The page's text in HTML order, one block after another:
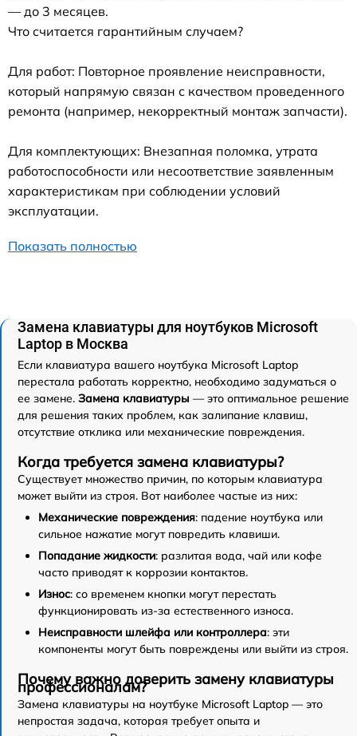
— до 3 месяцев.
Что считается гарантийным случаем?
Для работ: Повторное проявление неисправности,
который напрямую связан с качеством проведенного
ремонта (например, некорректный монтаж запчасти).
Для комплектующих: Внезапная поломка, утрата
работоспособности или несоответствие заявленным
характеристикам при соблюдении условий
эксплуатации.
Показать полностью
Замена клавиатуры для ноутбуков Microsoft
Laptop в Москва
Если клавиатура вашего ноутбука Microsoft Laptop
перестала работать корректно, необходимо задуматься о
ее замене. Замена клавиатуры — это оптимальное решение
для решения таких проблем, как залипание клавиш,
отсутствие отклика или механические повреждения.
Когда требуется замена клавиатуры?
Существует множество причин, по которым клавиатура
может выйти из строя. Вот наиболее частые из них:
Механические повреждения: падение ноутбука или
сильное нажатие могут повредить клавиши.
Попадание жидкости: разлитая вода, чай или кофе
часто приводят к коррозии контактов.
Износ: со временем кнопки могут перестать
функционировать из-за естественного износа.
Неисправности шлейфа или контроллера: эти
компоненты могут быть повреждены или выйти из строя.
Почему важно доверить замену клавиатуры
профессионалам?
Замена клавиатуры на ноутбуке Microsoft Laptop — это
непростая задача, которая требует опыта и